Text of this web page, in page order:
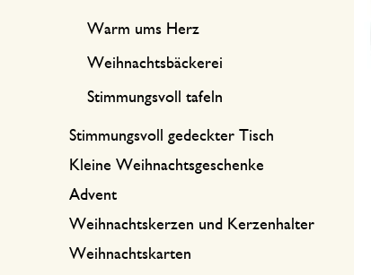
Warm ums Herz
Weihnachtsbäckerei
Stimmungsvoll tafeln
Stimmungsvoll gedeckter Tisch
Kleine Weihnachtsgeschenke
Advent
Weihnachtskerzen und Kerzenhalter
Weihnachtskarten